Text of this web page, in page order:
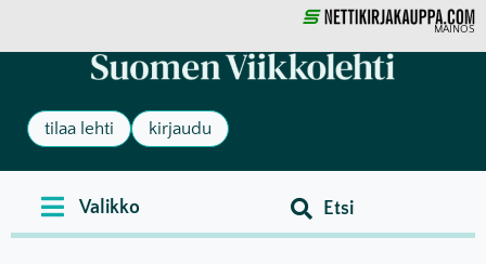
MAINOS
tilaa lehti kirjaudu